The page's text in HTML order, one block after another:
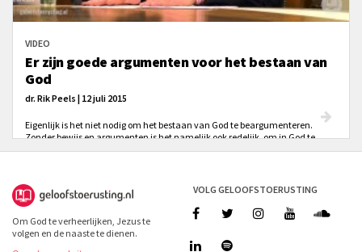
VIDEO
Er zijn goede argumenten voor het bestaan van
God
dr. Rik Peels | 12 juli 2015
Eigenlijk is het niet nodig om het bestaan van God te beargumenteren.
Zonder bewijs en argumenten is het namelijk ook redelijk, om in God te
geloven. Dat neemt niet weg dat er goede argumenten zijn. Rik Peels noemt
Om God te verheerlijken, Jezus te
volgen en de naaste te dienen.
VOLG GELOOFSTOERUSTING